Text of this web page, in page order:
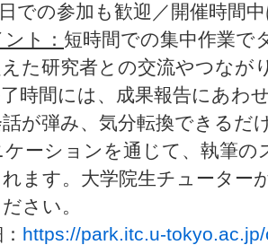
での参加も歓迎／開催時間
ト： 短時間での集中作業で
えた研究者との交流やつなが
時間には、成果報告にあわ
が弾み、気分転換できるだ
ーションを通じて、執筆
ます。大学院生チューター
さい。
https://park.itc.u-